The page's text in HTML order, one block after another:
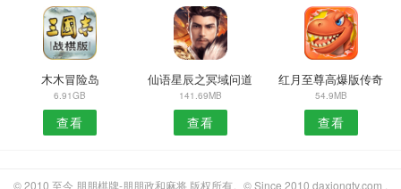
木木冒险岛
6.91GB
查看
仙语星辰之冥域问道
141.69MB
查看
红月至尊高爆版传奇
54.9MB
查看
© 2010 至今 朋朋棋牌-朋朋政和麻将 版权所有。© Since 2010 daxiongtv.com .